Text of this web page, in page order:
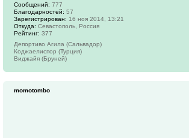
Сообщений: 777
Благодарностей: 57
Зарегистрирован: 16 ноя 2014, 13:21
Откуда: Севастополь, Россия
Рейтинг: 377
Депортиво Агила (Сальвадор)
Коджаелиспор (Турция)
Виджайя (Бруней)
momotombo